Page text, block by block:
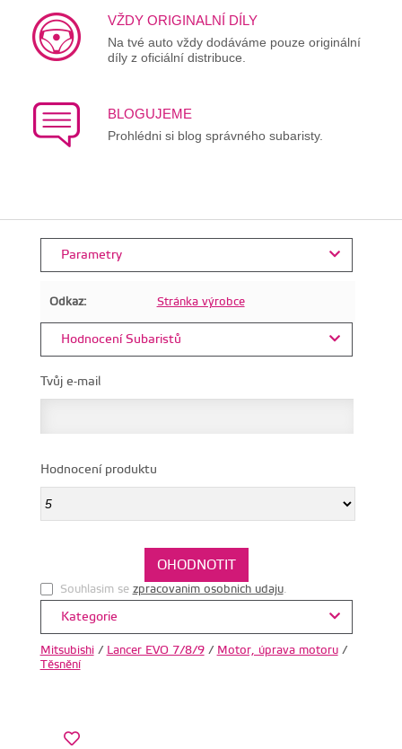
VŽDY ORIGINALNÍ DÍLY
Na tvé auto vždy dodáváme pouze originální
díly z oficiální distribuce.
BLOGUJEME
Prohlédni si blog správného subaristy.
Parametry
Odkaz: Stránka výrobce
Hodnocení Subaristů
Tvůj e-mail
Hodnocení produktu
Souhlasim se zpracovanim osobnich udaju.
Kategorie
Mitsubishi/ Lancer EVO 7/8/9/ Motor, úprava motoru/
Těsnění